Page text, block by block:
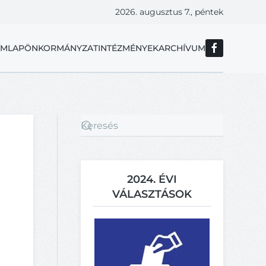
2026. augusztus 7., péntek
ÖNKORMÁNYZATINTÉZMÉNYEKARCHÍVUM
2024. ÉVI
VÁLASZTÁSOK